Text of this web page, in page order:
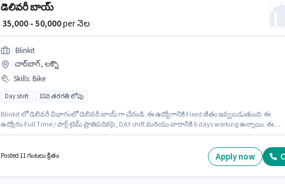
డెలివరీ బాయ్
₹ 35,000 - 50,000per నెల
Blinkit
చార్‌బాగ్, లక్నౌ
Skills: Bike
Day shift 10వ తరగతి లోపు
Blinkit లో డెలివరీ విభాగంలో డెలివరీ బాయ్ గా చేరండి. ఈ ఉద్యోగానికి Fixed జీతం ఇవ్వబడుతుంది. ఈ
ఉద్యోగం Full Time / పార్ట్ టైమ్ ప్రాతిపదికపై, DAY shift మరియు వారానికి 6 days working ఉన్నాయి. ఈ
Posted 11 గంటలు క్రితం Apply now